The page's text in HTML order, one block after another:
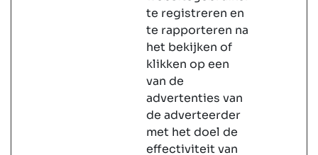
te registreren en
te rapporteren na
het bekijken of
klikken op een
van de
advertenties van
de adverteerder
met het doel de
effectiviteit van